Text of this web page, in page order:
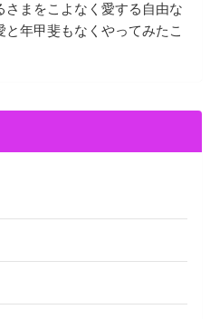
まをこよなく愛する自由な
年甲斐もなくやってみたこ